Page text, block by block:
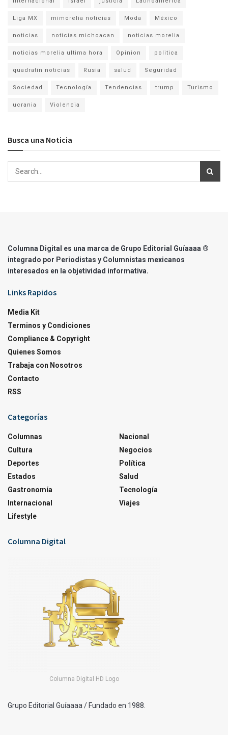
Liga MX mimorelia noticias Moda México
noticias noticias michoacan noticias morelia
noticias morelia ultima hora Opinion politica
quadratin noticias Rusia salud Seguridad
Sociedad Tecnología Tendencias trump Turismo
ucrania Violencia
Busca una Noticia
Columna Digital es una marca de Grupo Editorial Guíaaaa ®
integrado por Periodistas y Columnistas mexicanos
interesados en la objetividad informativa.
Links Rapidos
Media Kit
Terminos y Condiciones
Compliance & Copyright
Quienes Somos
Trabaja con Nosotros
Contacto
RSS
Categorías
Columnas
Cultura
Deportes
Estados
Gastronomía
Internacional
Lifestyle
Nacional
Negocios
Política
Salud
Tecnología
Viajes
Columna Digital
Columna Digital HD Logo
Grupo Editorial Guíaaaa / Fundado en 1988.